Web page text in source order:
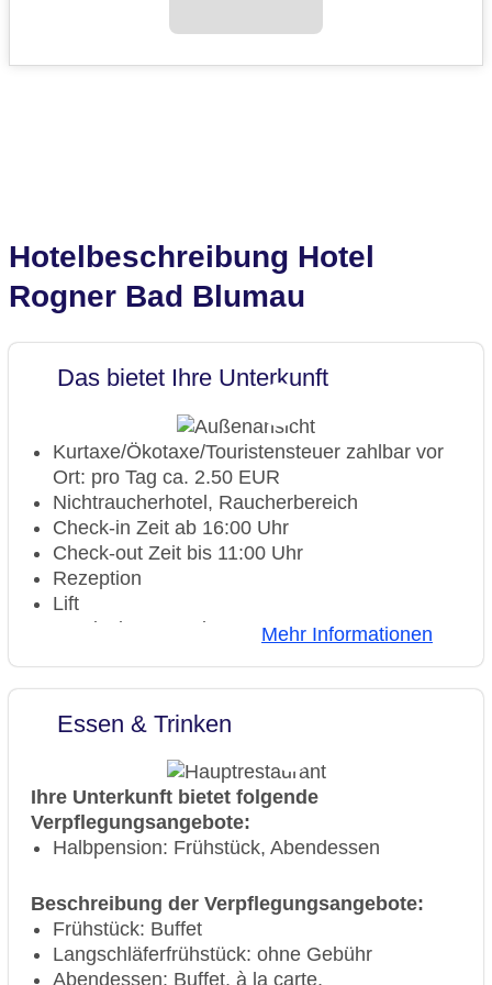
Hotelbeschreibung Hotel
Rogner Bad Blumau
Das bietet Ihre Unterkunft
Kurtaxe/Ökotaxe/Touristensteuer zahlbar vor
Ort: pro Tag ca. 2.50 EUR
Nichtraucherhotel, Raucherbereich
Check-in Zeit ab 16:00 Uhr
Check-out Zeit bis 11:00 Uhr
Rezeption
Lift
Kaminzimmer, Wintergarten
Unterwassermusik“
Naturbadeteich „im Sommer:
Frischwassersee“
Pools: 4
25m-Sport-Pool: ohne Gebühr, Outdoor
Pool „Außen-Thermalwasserbecken“: ohne
Kinderpool: ohne Gebühr
Pool „Innen-Thermalwasserbecken“: ohne
Gebühr, Indoor, Thermalwasser, im
Mehr Informationen
Essen & Trinken
Ihre Unterkunft bietet folgende
Verpflegungsangebote:
Halbpension: Frühstück, Abendessen
Beschreibung der Verpflegungsangebote:
Frühstück: Buffet
Langschläferfrühstück: ohne Gebühr
Abendessen: Buffet, à la carte,